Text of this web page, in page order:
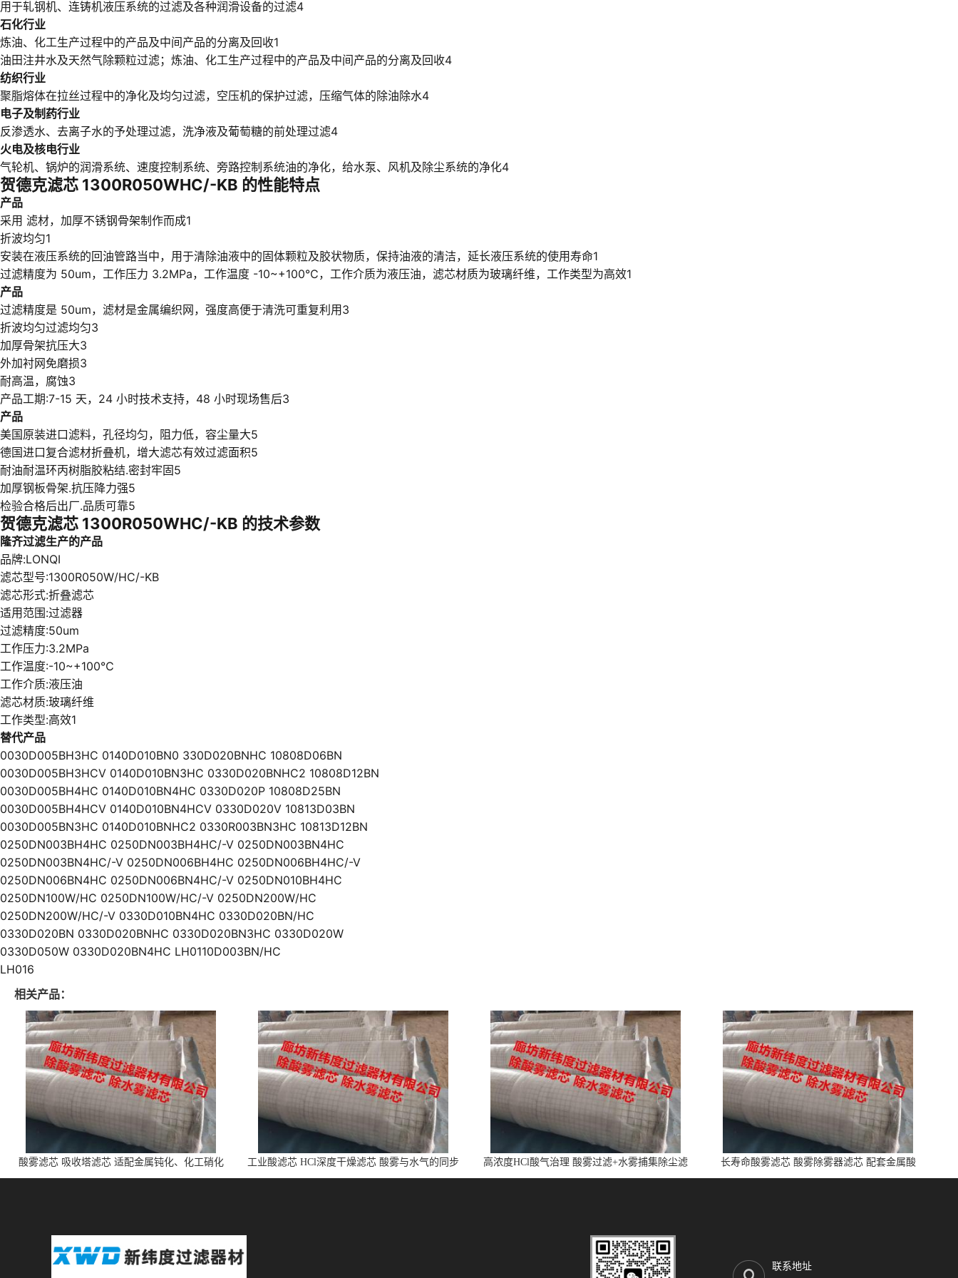
用于轧钢机、连铸机液压系统的过滤及各种润滑设备的过滤4
石化行业
炼油、化工生产过程中的产品及中间产品的分离及回收1
油田注井水及天然气除颗粒过滤；炼油、化工生产过程中的产品及中间产品的分离及回收4
纺织行业
聚脂熔体在拉丝过程中的净化及均匀过滤，空压机的保护过滤，压缩气体的除油除水4
电子及制药行业
反渗透水、去离子水的予处理过滤，洗净液及葡萄糖的前处理过滤4
火电及核电行业
气轮机、锅炉的润滑系统、速度控制系统、旁路控制系统油的净化，给水泵、风机及除尘系统的净化4
贺德克滤芯 1300R050WHC/-KB 的性能特点
产品
采用 滤材，加厚不锈钢骨架制作而成1
折波均匀1
安装在液压系统的回油管路当中，用于清除油液中的固体颗粒及胶状物质，保持油液的清洁，延长液压系统的使用寿命1
过滤精度为 50um，工作压力 3.2MPa，工作温度 -10~+100℃，工作介质为液压油，滤芯材质为玻璃纤维，工作类型为高效1
产品
过滤精度是 50um，滤材是金属编织网，强度高便于清洗可重复利用3
折波均匀过滤均匀3
加厚骨架抗压大3
外加衬网免磨损3
耐高温，腐蚀3
产品工期:7-15 天，24 小时技术支持，48 小时现场售后3
产品
美国原装进口滤料，孔径均匀，阻力低，容尘量大5
德国进口复合滤材折叠机，增大滤芯有效过滤面积5
耐油耐温环丙树脂胶粘结.密封牢固5
加厚钢板骨架.抗压降力强5
检验合格后出厂.品质可靠5
贺德克滤芯 1300R050WHC/-KB 的技术参数
隆齐过滤生产的产品
品牌:LONQI
滤芯型号:1300R050W/HC/-KB
滤芯形式:折叠滤芯
适用范围:过滤器
过滤精度:50um
工作压力:3.2MPa
工作温度:-10~+100℃
工作介质:液压油
滤芯材质:玻璃纤维
工作类型:高效1
替代产品
0030D005BH3HC 0140D010BN0 330D020BNHC 10808D06BN
0030D005BH3HCV 0140D010BN3HC 0330D020BNHC2 10808D12BN
0030D005BH4HC 0140D010BN4HC 0330D020P 10808D25BN
0030D005BH4HCV 0140D010BN4HCV 0330D020V 10813D03BN
0030D005BN3HC 0140D010BNHC2 0330R003BN3HC 10813D12BN
0250DN003BH4HC 0250DN003BH4HC/-V 0250DN003BN4HC
0250DN003BN4HC/-V 0250DN006BH4HC 0250DN006BH4HC/-V
0250DN006BN4HC 0250DN006BN4HC/-V 0250DN010BH4HC
0250DN100W/HC 0250DN100W/HC/-V 0250DN200W/HC
0250DN200W/HC/-V 0330D010BN4HC 0330D020BN/HC
0330D020BN 0330D020BNHC 0330D020BN3HC 0330D020W
0330D050W 0330D020BN4HC LH0110D003BN/HC
LH016
相关产品：
酸雾滤芯 吸收塔滤芯 适配金属钝化、化工硝化
的酸雾
工业酸滤芯 HCl深度干燥滤芯 酸雾与水气的同步
净化
高浓度HCl酸气治理 酸雾过滤+水雾捕集除尘滤
芯
长寿命酸雾滤芯 酸雾除雾器滤芯 配套金属酸
洗、电池制造业
联系地址